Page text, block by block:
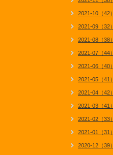
2021-10（42）
2021-09（32）
2021-08（38）
2021-07（44）
2021-06（40）
2021-05（41）
2021-04（42）
2021-03（41）
2021-02（33）
2021-01（31）
2020-12（39）